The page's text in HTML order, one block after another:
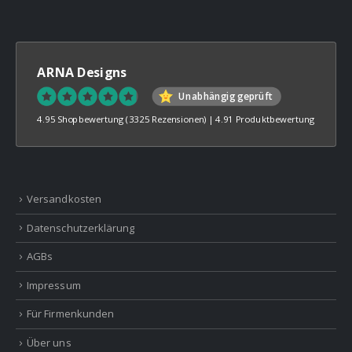
ARNA Designs
Unabhängig geprüft
4.95 Shopbewertung (3325 Rezensionen) |4.91 Produktbewertung
Versandkosten
Datenschutzerklärung
AGBs
Impressum
Für Firmenkunden
Über uns